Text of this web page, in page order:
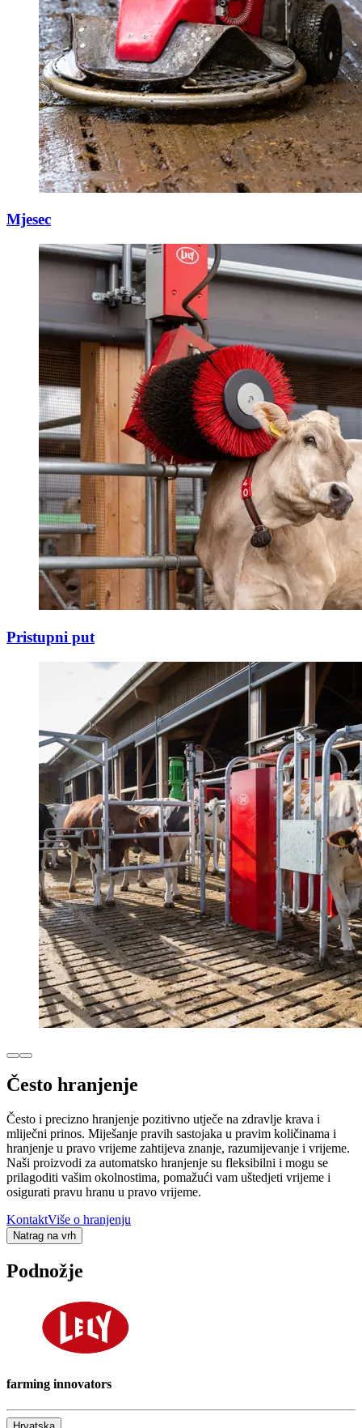
Mjesec
Pristupni put
Često hranjenje
Često i precizno hranjenje pozitivno utječe na zdravlje krava i
mliječni prinos. Miješanje pravih sastojaka u pravim količinama i
hranjenje u pravo vrijeme zahtijeva znanje, razumijevanje i vrijeme.
Naši proizvodi za automatsko hranjenje su fleksibilni i mogu se
prilagoditi vašim okolnostima, pomažući vam uštedjeti vrijeme i
osigurati pravu hranu u pravo vrijeme.
KontaktViše o hranjenju
Natrag na vrh
Podnožje
farming innovators